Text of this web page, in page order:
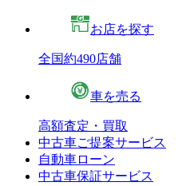
お店を探す
全国約490店舗
車を売る
高額査定・買取
中古車ご提案サービス
自動車ローン
中古車保証サービス